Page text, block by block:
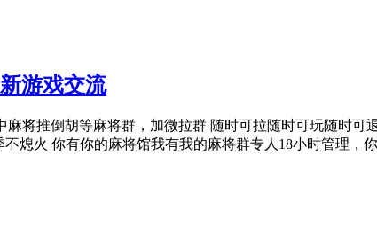
游戏交流
麻将推倒胡等麻将群，加微拉群 随时可拉随时可玩随时
熄火 你有你的麻将馆我有我的麻将群专人18小时管理，